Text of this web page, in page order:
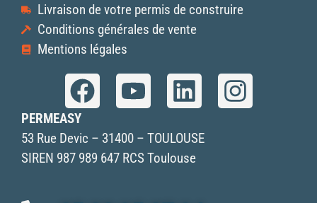
Livraison de votre permis de construire
Conditions générales de vente
Mentions légales
PERMEASY
53 Rue Devic – 31400 – TOULOUSE
SIREN 987 989 647 RCS Toulouse